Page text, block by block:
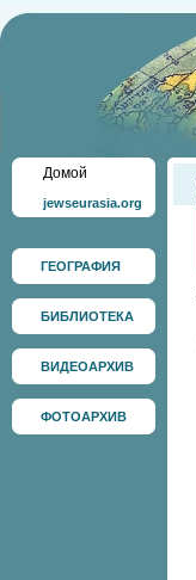
Домой
jewseurasia.org
ГЕОГРАФИЯ
БИБЛИОТЕКА
ВИДЕОАРХИВ
ФОТОАРХИВ